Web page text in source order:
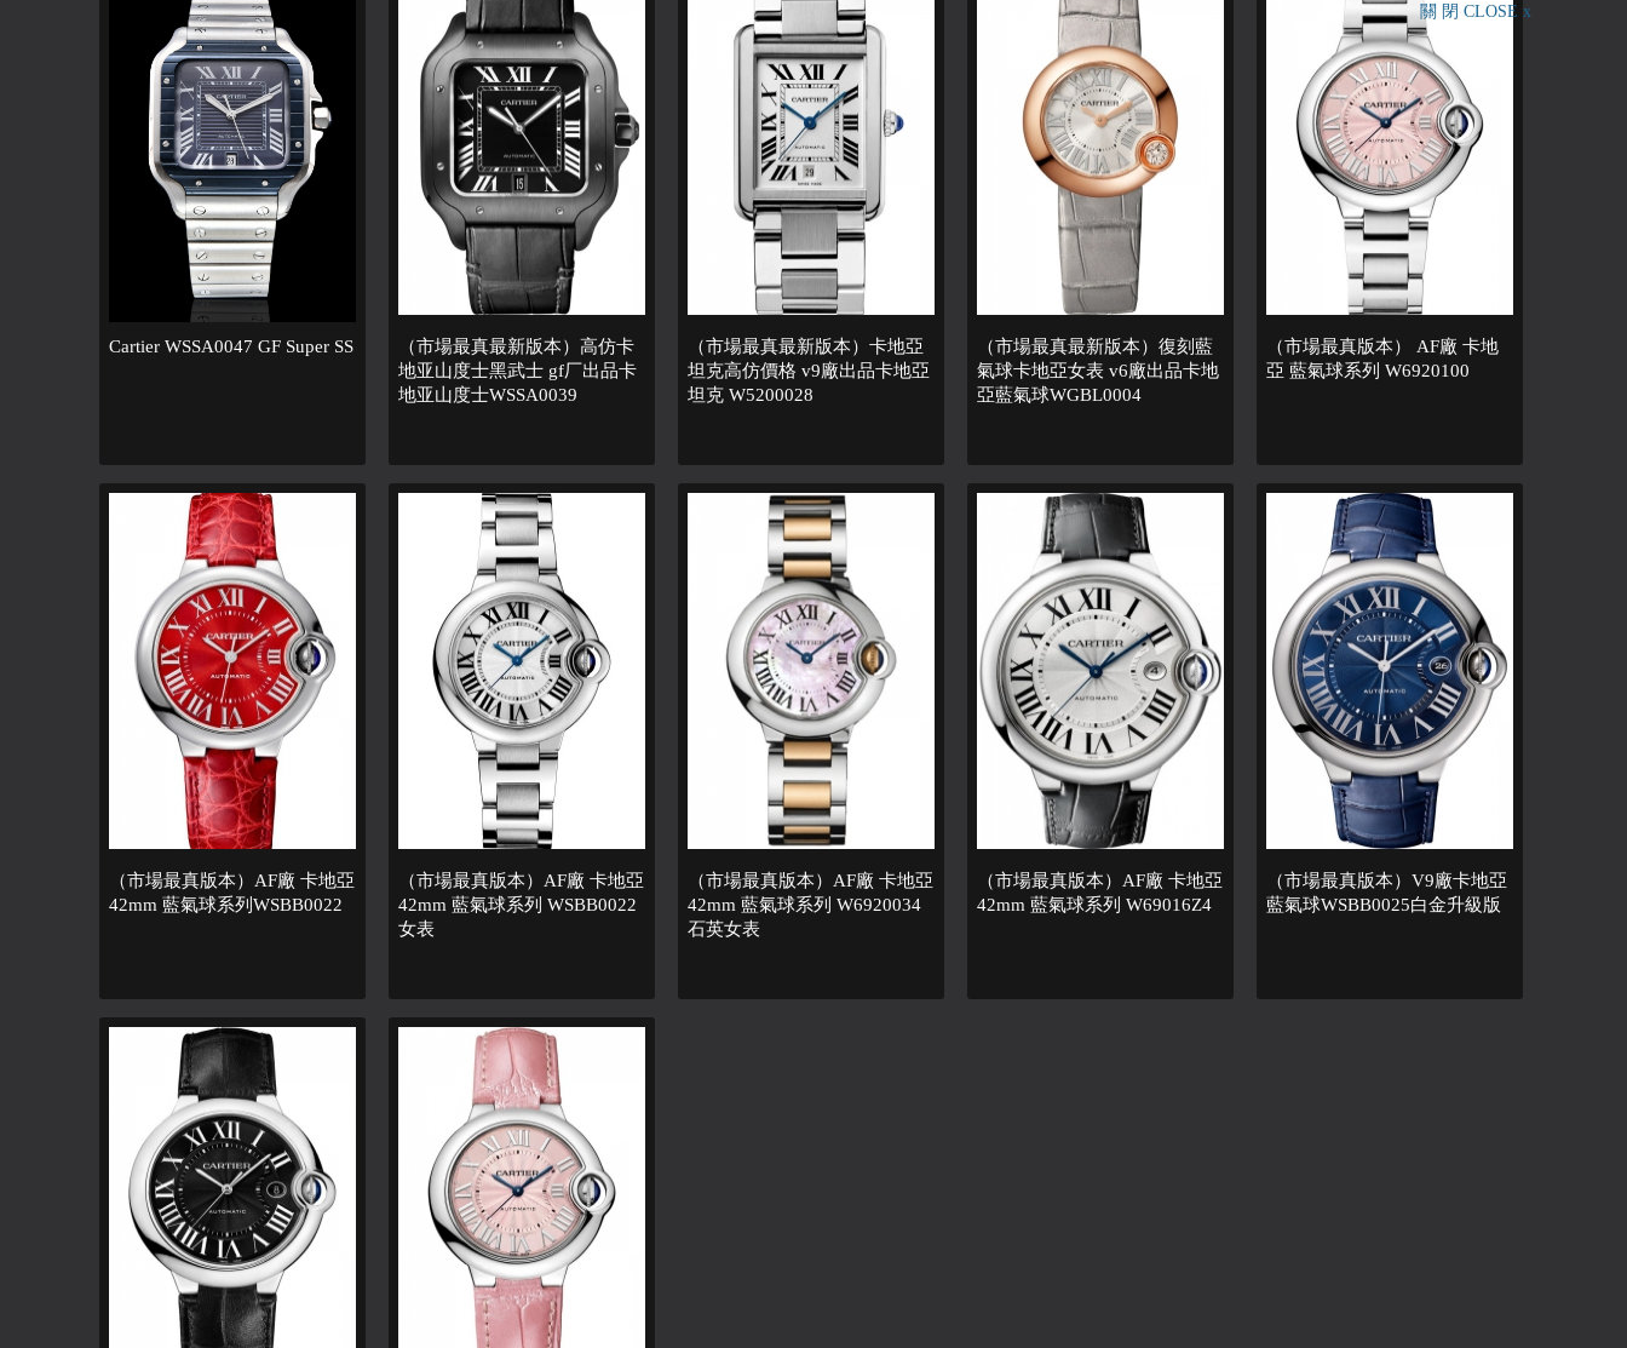
2 3 4
Cartier WSSA0047 GF Super SS
（市場最真最新版本）高仿卡
地亚山度士黑武士 gf厂出品卡
地亚山度士WSSA0039
（市場最真最新版本）卡地亞
坦克高仿價格 v9廠出品卡地亞
坦克 W5200028
（市場最真最新版本）復刻藍
氣球卡地亞女表 v6廠出品卡地
亞藍氣球WGBL0004
（市場最真版本） AF廠 卡地
亞 藍氣球系列 W6920100
（市場最真版本）AF廠 卡地亞
42mm 藍氣球系列WSBB0022
（市場最真版本）AF廠 卡地亞
42mm 藍氣球系列 WSBB0022
女表
（市場最真版本）AF廠 卡地亞
42mm 藍氣球系列 W6920034
石英女表
（市場最真版本）AF廠 卡地亞
42mm 藍氣球系列 W69016Z4
（市場最真版本）V9廠卡地亞
藍氣球WSBB0025白金升級版
關 閉 CLOSE x